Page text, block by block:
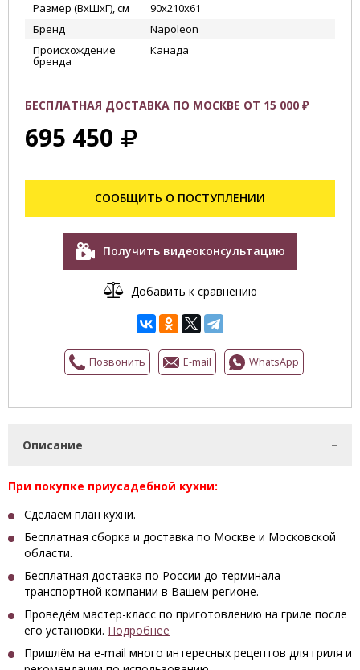
Размер (ВхШхГ), см
90х210х61
Бренд
Napoleon
Происхождение
бренда
Канада
БЕСПЛАТНАЯ ДОСТАВКА ПО МОСКВЕ ОТ 15 000 ₽
695 450
СООБЩИТЬ О ПОСТУПЛЕНИИ
Получить видеоконсультацию
Добавить к сравнению
Позвонить E-mail WhatsApp
Описание
При покупке приусадебной кухни:
Сделаем план кухни.
Бесплатная сборка и доставка по Москве и Московской
области.
Бесплатная доставка по России до терминала
транспортной компании в Вашем регионе.
Проведём мастер-класс по приготовлению на гриле после
его установки. Подробнее
Пришлём на e-mail много интересных рецептов для гриля и